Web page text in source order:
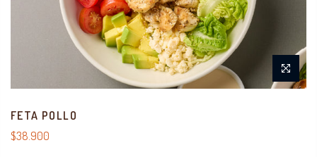
FETA POLLO
$38.900